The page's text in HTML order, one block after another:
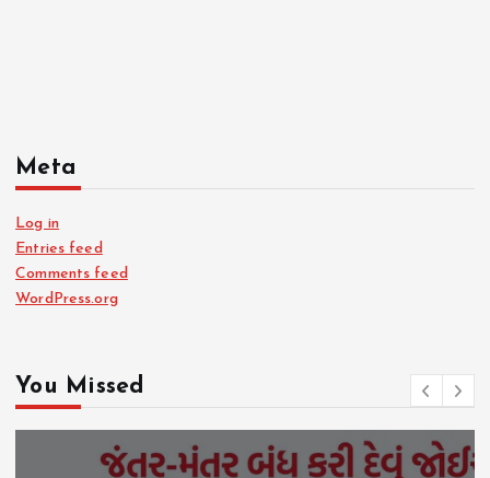
Meta
Log in
Entries feed
Comments feed
WordPress.org
You Missed